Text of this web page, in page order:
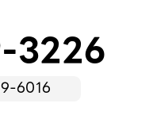
3226
6016